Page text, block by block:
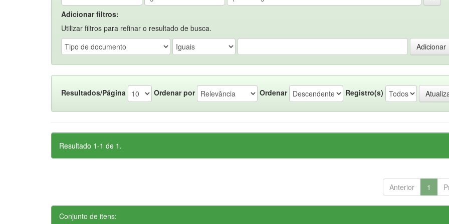
Adicionar filtros:
Utilizar filtros para refinar o resultado de busca.
Resultados/Página Ordenar por Ordenar Registro(s)
Resultado 1-1 de 1.
Anterior 1
Conjunto de itens: